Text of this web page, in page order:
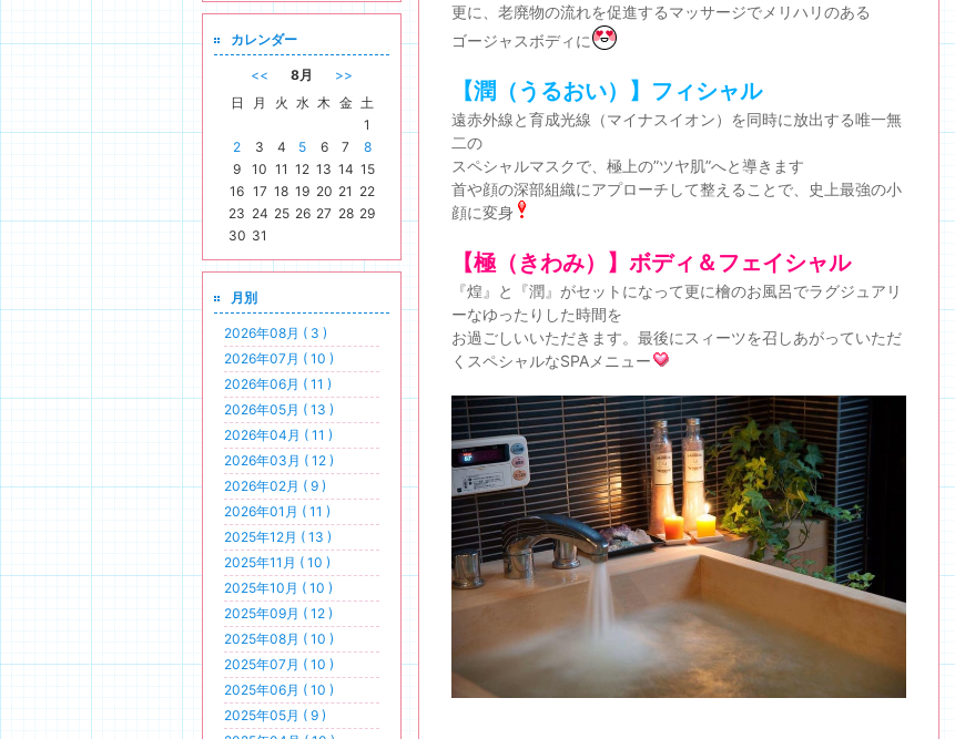
更に、老廃物の流れを促進するマッサージでメリハリのある
ゴージャスボディに
【潤（うるおい）】フィシャル
遠赤外線と育成光線（マイナスイオン）を同時に放出する唯一無
二の
スペシャルマスクで、極上の”ツヤ肌”へと導きます
首や顔の深部組織にアプローチして整えることで、史上最強の小
顔に変身
【極（きわみ）】ボディ＆フェイシャル
『煌』と『潤』がセットになって更に檜のお風呂でラグジュアリ
ーなゆったりした時間を
お過ごしいいただきます。最後にスィーツを召しあがっていただ
くスペシャルなSPAメニュー
カレンダー
<< 8月
>>
日
月 火 水 木 金 土
1
2
3 4 5 6 7
8
9
10 11 12 13 14 15
16 17 18 19 20 21 22
23 24 25 26 27 28 29
30 31
月別
2026年08月 ( 3 )
2026年07月 ( 10 )
2026年06月 ( 11 )
2026年05月 ( 13 )
2026年04月 ( 11 )
2026年03月 ( 12 )
2026年02月 ( 9 )
2026年01月 ( 11 )
2025年12月 ( 13 )
2025年11月 ( 10 )
2025年10月 ( 10 )
2025年09月 ( 12 )
2025年08月 ( 10 )
2025年07月 ( 10 )
2025年06月 ( 10 )
2025年05月 ( 9 )